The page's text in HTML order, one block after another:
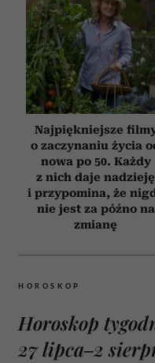
Najpiękniejsze
o zaczynaniu życia
nowa po 50. Każdy
z nich daje nadzieję
i przypomina, że
nie jest za późno na
zmianę
HOROSKOP
Horoskop
27 lipca–2